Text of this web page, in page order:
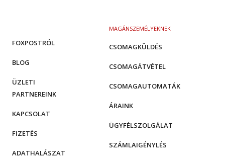
MAGÁNSZEMÉLYEKNEK
CSOMAGKÜLDÉS
CSOMAGÁTVÉTEL
CSOMAGAUTOMATÁK
ÁRAINK
ÜGYFÉLSZOLGÁLAT
SZÁMLAIGÉNYLÉS
FOXPOSTRÓL
BLOG
ÜZLETI
PARTNEREINK
KAPCSOLAT
FIZETÉS
ADATHALÁSZAT